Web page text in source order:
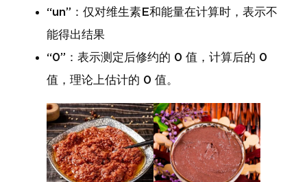
“un”：仅对维生素E和能量在计算时，表示不
能得出结果
“0”：表示测定后修约的 0 值，计算后的 0
值，理论上估计的 0 值。